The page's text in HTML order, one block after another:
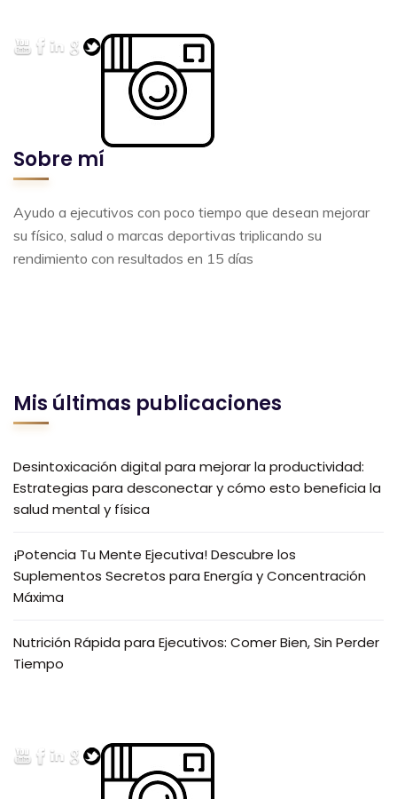
Sobre mí
Ayudo a ejecutivos con poco tiempo que desean mejorar
su físico, salud o marcas deportivas triplicando su
rendimiento con resultados en 15 días
Mis últimas publicaciones
Desintoxicación digital para mejorar la productividad:
Estrategias para desconectar y cómo esto beneficia la
salud mental y física
¡Potencia Tu Mente Ejecutiva! Descubre los
Suplementos Secretos para Energía y Concentración
Máxima
Nutrición Rápida para Ejecutivos: Comer Bien, Sin Perder
Tiempo